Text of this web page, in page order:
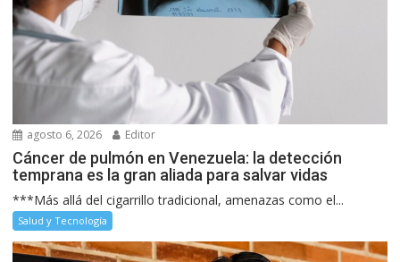
agosto 6, 2026 Editor
Cáncer de pulmón en Venezuela: la detección
temprana es la gran aliada para salvar vidas
***Más allá del cigarrillo tradicional, amenazas como el...
Salud y Tecnología